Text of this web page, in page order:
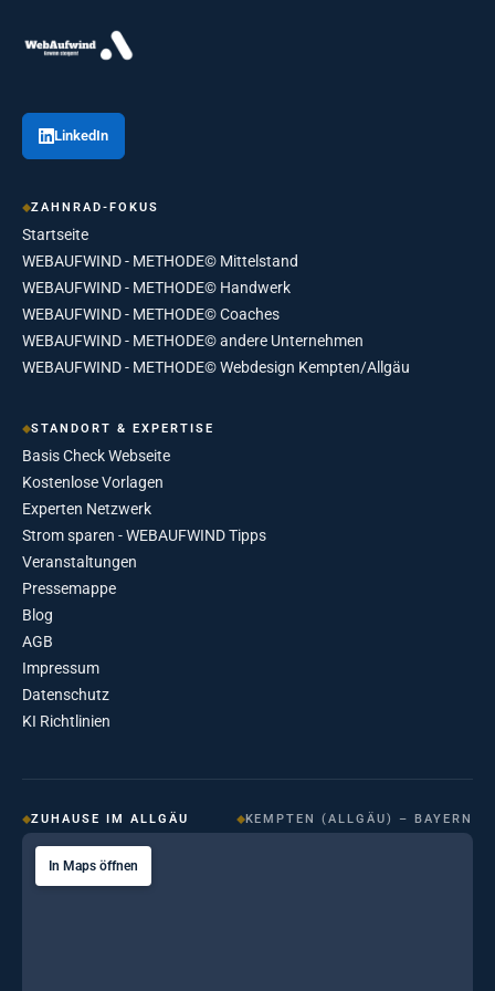
LinkedIn
ZAHNRAD-FOKUS
Startseite
WEBAUFWIND - METHODE© Mittelstand
WEBAUFWIND - METHODE© Handwerk
WEBAUFWIND - METHODE© Coaches
WEBAUFWIND - METHODE© andere Unternehmen
WEBAUFWIND - METHODE© Webdesign Kempten/Allgäu
STANDORT & EXPERTISE
Basis Check Webseite
Kostenlose Vorlagen
Experten Netzwerk
Strom sparen - WEBAUFWIND Tipps
Veranstaltungen
Pressemappe
Blog
AGB
Impressum
Datenschutz
KI Richtlinien
ZUHAUSE IM ALLGÄU KEMPTEN (ALLGÄU) – BAYERN
In Maps öffnen